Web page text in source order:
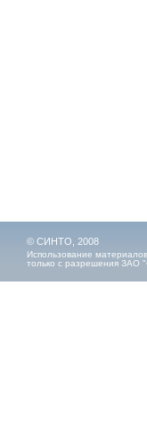
© СИНТО, 2008
Использование
только с разрешения ЗАО